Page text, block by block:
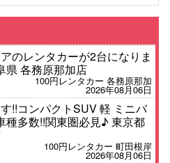
アのレンタカーが2台になりま
県 各務原那加店
100円レンタカー 各務原那加
2026年08月06日
!!コンパクトSUV 軽 ミニバ
種多数!!関東圏必見♪ 東京都
100円レンタカー 町田根岸
2026年08月06日